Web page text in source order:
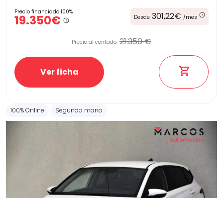
Precio financiado 100%
19.350€ Desde 301,22€ /mes
Precio al contado: 21.350 €
Ver ficha
100% Online Segunda mano